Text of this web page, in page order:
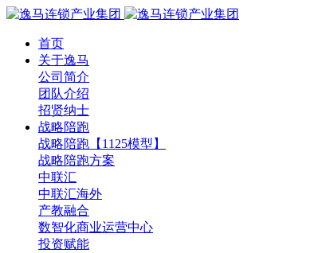
首页
关于逸马
公司简介
团队介绍
招贤纳士
战略陪跑
战略陪跑【1125模型】
战略陪跑方案
中联汇
中联汇海外
产教融合
数智化商业运营中心
投资赋能